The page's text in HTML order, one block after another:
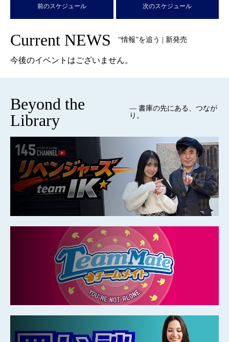
前のスケジュール 次のスケジュール
Current NEWS “情報”を追う | 新発売
今後のイベントはございません。
Beyond the
Library
— 書庫の先にある、つなが
り。